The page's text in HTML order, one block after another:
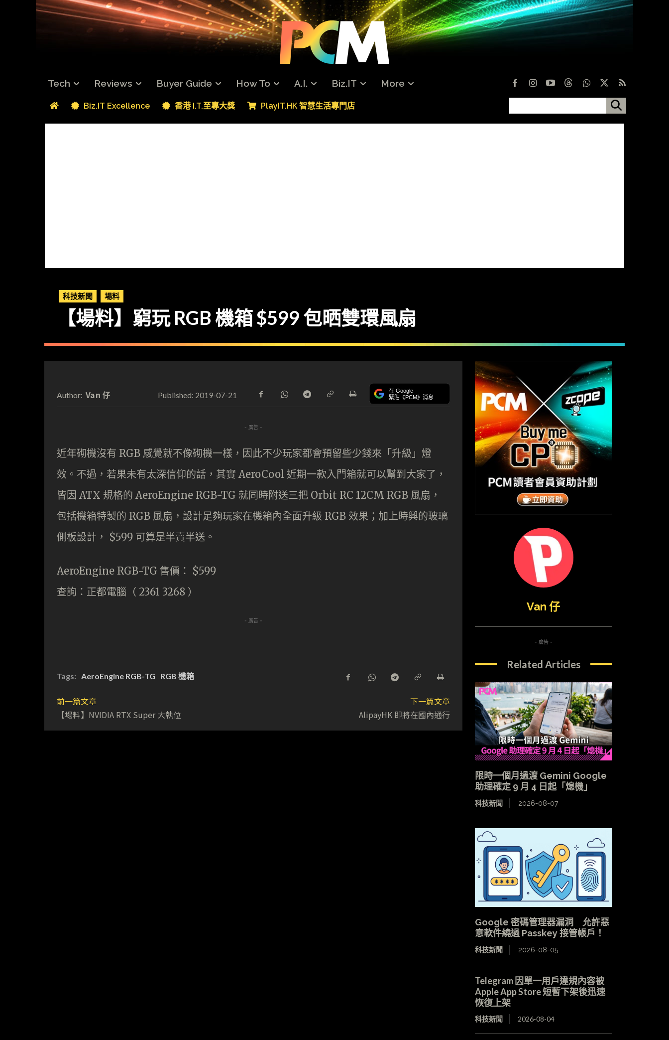
Tech Reviews Buyer Guide How To A.I. Biz.IT More
Biz.IT Excellence 香港 I.T.至專大獎 PlayIT.HK 智慧生活專門店
科技新聞 場料
【場料】窮玩 RGB 機箱 $599 包晒雙環風扇
Author: Van 仔 Published: 2019-07-21 在 Google
緊貼《PCM》消息
- 廣告 -
近年砌機沒有 RGB 感覺就不像砌機一樣，因此不少玩家都會預留些少錢來「升級」燈
效。不過，若果未有太深信仰的話，其實 AeroCool 近期一款入門箱就可以幫到大家了，
皆因 ATX 規格的 AeroEngine RGB-TG 就同時附送三把 Orbit RC 12CM RGB 風扇，
包括機箱特製的 RGB 風扇，設計足夠玩家在機箱內全面升級 RGB 效果；加上時興的玻璃
側板設計， $599 可算是半賣半送。
AeroEngine RGB-TG 售價： $599
查詢：正都電腦（ 2361 3268 ）
- 廣告 -
Tags: AeroEngine RGB-TG RGB 機箱
前一篇文章
【場料】NVIDIA RTX Super 大執位
下一篇文章
AlipayHK 即將在國內通行
Van 仔
- 廣告 -
Related Articles
限時一個月過渡 Gemini Google
助理確定 9 月 4 日起「熄機」
科技新聞 2026-08-07
Google 密碼管理器漏洞 允許惡
意軟件繞過 Passkey 接管帳戶！
科技新聞 2026-08-05
Telegram 因單一用戶違規內容被
Apple App Store 短暫下架後迅速
恢復上架
科技新聞 2026-08-04